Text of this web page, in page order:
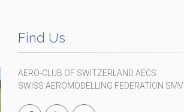
Find Us
AERO-CLUB OF SWITZERLAND AECS
SWISS AEROMODELLING FEDERATION SMV